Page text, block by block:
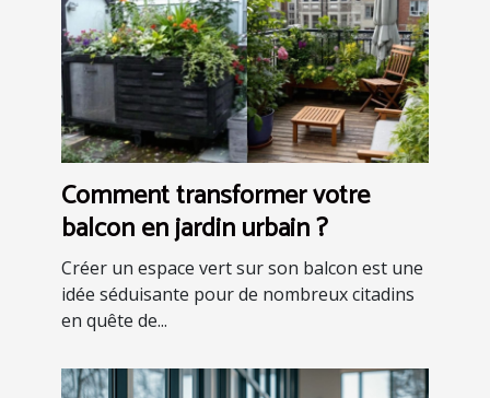
Comment transformer votre
balcon en jardin urbain ?
Créer un espace vert sur son balcon est une
idée séduisante pour de nombreux citadins
en quête de...